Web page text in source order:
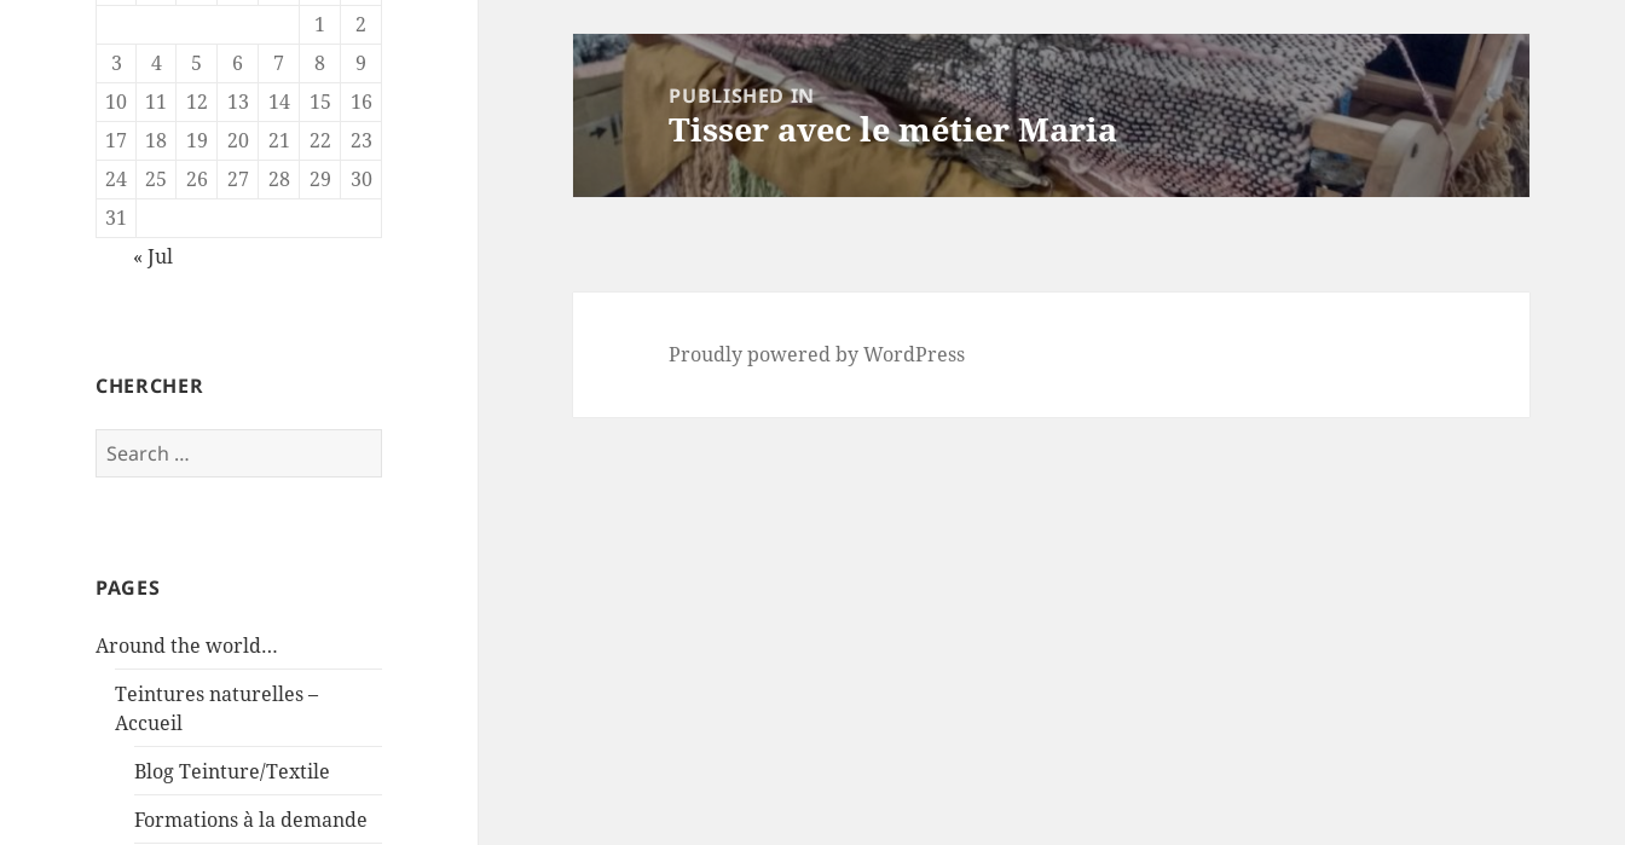
1
2
3
4 5 6 7 8
9
10
11 12 13 14 15
16
17
18 19 20 21 22
23
24
25 26 27 28 29
30
31
« Jul
CHERCHER
Search
for:
PAGES
Around the world…
Teintures naturelles –
Accueil
Blog Teinture/Textile
Formations à la demande
Post
navigationPUBLISHED IN
Tisser avec le métier Maria
Proudly powered by WordPress